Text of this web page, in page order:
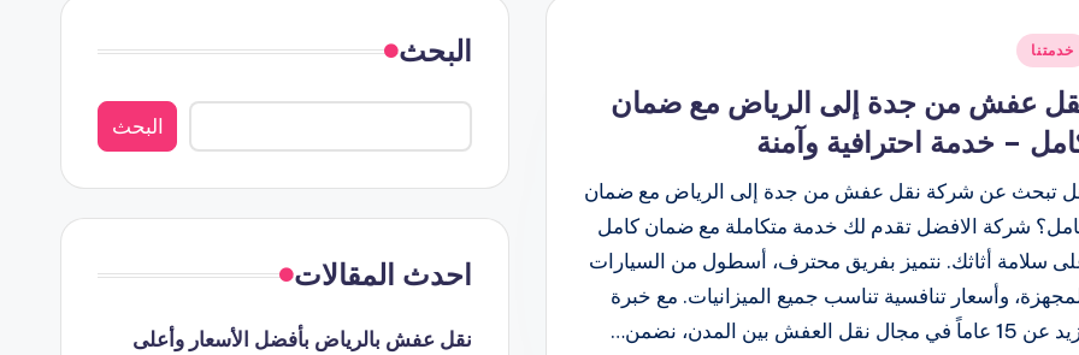
خدمتنا
عفش من جدة إلى الرياض مع ضمان
– خدمة احترافية وآمنة
تبحث عن شركة نقل عفش من جدة إلى الرياض مع ضمان
شركة الافضل تقدم لك خدمة متكاملة مع ضمان كامل
سلامة أثاثك. نتميز بفريق محترف، أسطول من السيارات
وأسعار تنافسية تناسب جميع الميزانيات. مع خبرة
عاماً في مجال نقل العفش بين المدن، نضمن…
البحث
البحث
احدث المقالات
نقل عفش بالرياض بأفضل الأسعار وأعلى